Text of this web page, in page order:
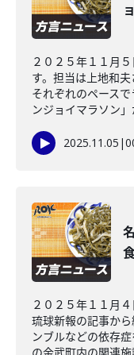
２０２５年１１月
す。担当は上地和夫
それぞれのペース
ンジョイマラソ
2025.11.05 |
２０２５年１１月
琉球新報の記事か
ンブルなどの依存